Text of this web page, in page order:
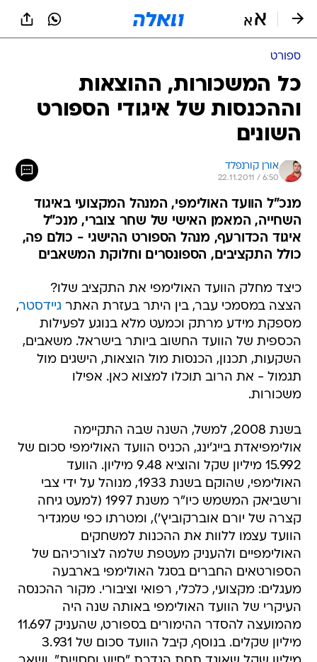
ספורט
כל המשכורות, ההוצאות
וההכנסות של איגודי הספורט
השונים
אורן קורנפלד
22.11.2011 / 6:50
מנכ"ל הוועד האולימפי, המנהל המקצועי באיגוד
השחייה, המאמן האישי של שחר צוברי, מנכ"ל
איגוד הכדורעף, מנהל הספורט ההישגי - כולם פה,
כולל התקציבים, הספונסרים וחלוקת המשאבים
כיצד מחלק הוועד האולימפי את התקציב שלו?
הצצה במסמכי עבר, בין היתר בעזרת האתר גיידסטר,
מספקת מידע מרתק וכמעט מלא בנוגע לפעילות
הכספית של הוועד החשוב ביותר בישראל. משאבים,
השקעות, תכנון, הכנסות מול הוצאות, הישגים מול
תגמול - את הרוב תוכלו למצוא כאן. אפילו
משכורות.
בשנת 2008, למשל, השנה שבה התקיימה
אולימפיאדת בייג'ינג, הכניס הוועד האולימפי סכום של
15.992 מיליון שקל והוציא 9.48 מיליון. הוועד
האולימפי, שהוקם בשנת 1933, מנוהל על ידי צבי
ורשביאק המשמש כיו"ר משנת 1997 (למעט גיחה
קצרה של יורם אוברקוביץ'), ומטרתו כפי שמגדיר
הוועד עצמו ללוות את ההכנות למשחקים
האולימפיים ולהעניק מעטפת שלמה לצורכיהם של
הספורטאים החברים בסגל האולימפי בארבעה
מעגלים: מקצועי, כלכלי, רפואי וציבורי. מקור ההכנסה
העיקרי של הוועד האולימפי באותה שנה היה
מהמועצה להסדר ההימורים בספורט, שהעניק 11.697
מיליון שקלים. בנוסף, קיבל הוועד סכום של 3.931